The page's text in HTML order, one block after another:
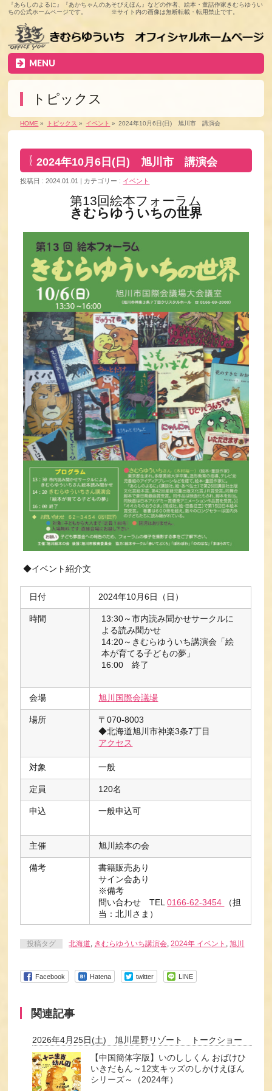
『あらしのよるに』『あかちゃんのあそびえほん』などの作者、絵本・童話作家きむらゆうい
ちの公式ホームページです。 ※サイト内の画像は無断転載・転用禁止です。
MENU
トピックス
HOME » トピックス » イベント » 2024年10月6日(日) 旭川市 講演会
2024年10月6日(日) 旭川市 講演会
投稿日 : 2024.01.01 カテゴリー : イベント
第13回絵本フォーラム
きむらゆういちの世界
◆イベント紹介文
日付 2024年10月6日（日）
時間
13:30～市内読み聞かせサークルに
よる読み聞かせ
14:20～きむらゆういち講演会「絵
本が育てる子どもの夢」
16:00 終了
会場 旭川国際会議場
場所
〒070-8003
◆北海道旭川市神楽3条7丁目
アクセス
対象 一般
定員 120名
申込 一般申込可
主催 旭川絵本の会
備考
書籍販売あり
サイン会あり
※備考
問い合わせ TEL0166-62-3454
（担
当：北川さま）
投稿タグ 北海道, きむらゆういち講演会,2024年 イベント ,旭川
Facebook Hatena twitter LINE
関連記事
2026年4月25日(土) 旭川星野リゾート トークショー
【中国簡体字版】いのししくん おばけひ
いきだもん～12支キッズのしかけえほん
シリーズ～（2024年）